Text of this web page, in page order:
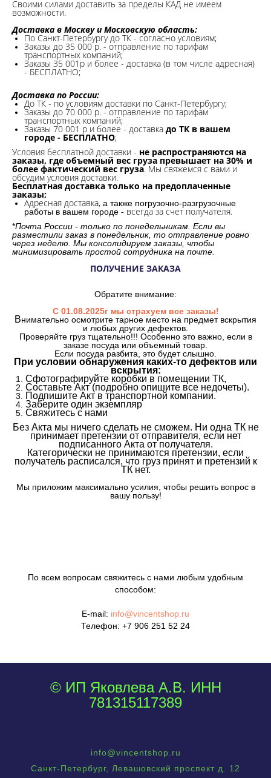
Своими силами доставить за пределы КАД не имеем
возможности.​
Доставка в Москву и Московскую область:
По Санкт-Петербургу до ТК - согласно условиям;
Заказы до 35 000 р. - отправление по тарифам
транспортных компаний;
Заказы 35 001р и более - доставка (в том числе адресная)
- БЕСПЛАТНО;
Доставка по России:
До ТК - по условиям доставки по Санкт-Петербургу;
Заказы до 70 000 р. - отправление по тарифам
транспортных компаний;
Заказы 70 001 р и более - доставка до ТК в вашем
городе - БЕСПЛАТНО;
Условия бесплатной доставки - не распространяются на
заказы, где объемный вес груза превышает на 30% и
более фактический вес груза. Мы свяжемся с вами и
обсудим условия доставки.
Бесплатная доставка только на предоплаченные
заказы;
Адресная доставка, а также погрузочно-разгрузочные
работы в вашем городе - всегда за счет получателя.
*Почта России - только по понедельникам. Если вы
разместили заказ в понедельник, то отправление ровно
через неделю. Мы консолидируем заказы, чтобы
минимизировать простой сотрудника на почте.
ПОЛУЧЕНИЕ ЗАКАЗА
Обратите внимание:
С 01.08.2025г мы страхуем все заказы!
Внимательно осмотрите тарное место на предмет вскрытия
и любых других дефектов.
Проверяйте груз тщательно!!! Особенно это важно, если в
заказе посуда или объемный товар.
Если посуда разбита, это будет слышно.
При условии обнаружения каких-то дефектов или
вскрытия:
Сфотографируйте коробки в помещении ТК,
Составьте Акт (подробно опишите все недочеты).
Подпишите Акт в транспортной компании.
Заберите один экземпляр
Свяжитесь с нами
Без Акта мы ничего сделать не сможем. Ни одна ТК не
принимает претензии от отправителя, если нет
подписанного Акта от получателя.
Категорически не принимаются претензии, если
получатель расписался, что груз принят и претензий к
ТК нет.
Мы приложим максимально усилия, чтобы решить вопрос в
вашу пользу!
По всем вопросам свяжитесь с нами любым удобным
способом:
E-mail: info@vincentshop.ru
Телефон: +7 906 251 52 24
© ИП Яковлева А.В. ИНН
781315117389
info@vincentshop.ru
Санкт-Петербург, Левашовский проспект д. 12